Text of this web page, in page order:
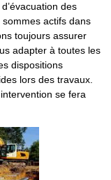
des
actifs dans
toujours assurer
adapter à toutes les
dispositions
lors des travaux.
se fera